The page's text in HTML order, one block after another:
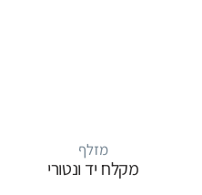
מזלף
מקלח יד ונטורי